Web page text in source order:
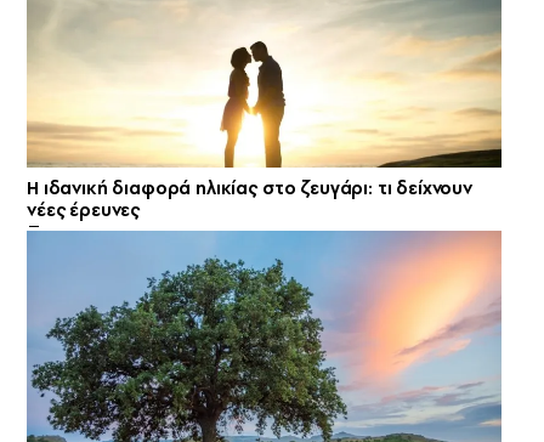
Η ιδανική διαφορά ηλικίας στο ζευγάρι: τι δείχνουν
νέες έρευνες